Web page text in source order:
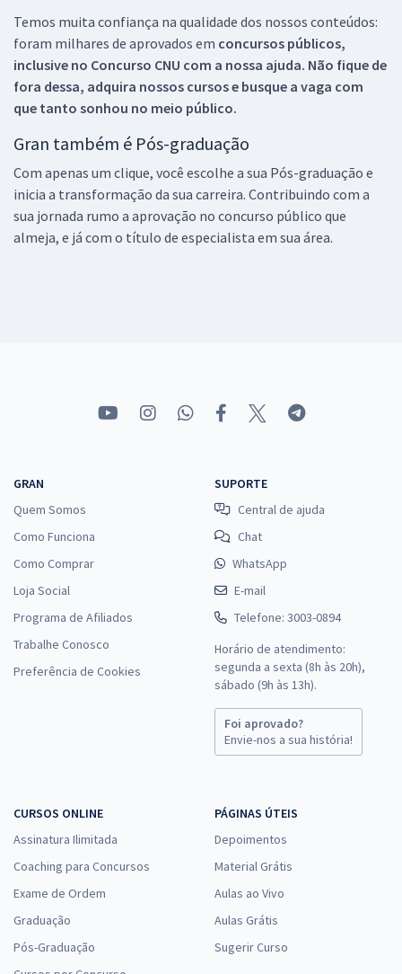
Temos muita confiança na qualidade dos nossos conteúdos:
foram milhares de aprovados em concursos públicos,
inclusive no Concurso CNU com a nossa ajuda. Não fique de
fora dessa, adquira nossos cursos e busque a vaga com
que tanto sonhou no meio público.
Gran também é Pós-graduação
Com apenas um clique, você escolhe a sua Pós-graduação e
inicia a transformação da sua carreira. Contribuindo com a
sua jornada rumo a aprovação no concurso público que
almeja, e já com o título de especialista em sua área.
GRAN
Quem Somos
Como Funciona
Como Comprar
Loja Social
Programa de Afiliados
Trabalhe Conosco
Preferência de Cookies
SUPORTE
Central de ajuda
Chat
WhatsApp
E-mail
Telefone: 3003-0894
Horário de atendimento:
segunda a sexta (8h às 20h),
sábado (9h às 13h).
Foi aprovado?
Envie-nos a sua história!
CURSOS ONLINE
Assinatura Ilimitada
Coaching para Concursos
Exame de Ordem
Graduação
Pós-Graduação
PÁGINAS ÚTEIS
Depoimentos
Material Grátis
Aulas ao Vivo
Aulas Grátis
Sugerir Curso